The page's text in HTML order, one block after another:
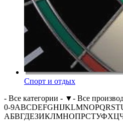
Спорт и отдых
- Все категории - ▼- Все
0-9ABCDEFGHIJKLMNOPQRST
АБВГДЕЗИКЛМНОПРСТУФХЦ